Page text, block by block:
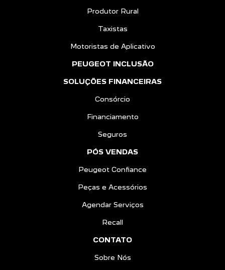
Produtor Rural
Taxistas
Motoristas de Aplicativo
PEUGEOT INCLUSÃO
SOLUÇÕES FINANCEIRAS
Consórcio
Financiamento
Seguros
PÓS VENDAS
Peugeot Confiance
Peças e Acessórios
Agendar Serviços
Recall
CONTATO
Sobre Nós